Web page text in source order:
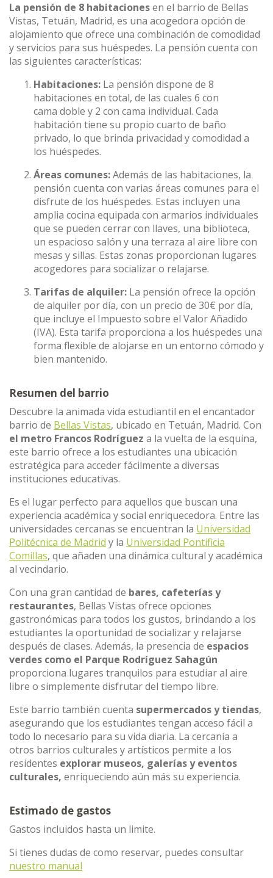
La pensión de 8 habitacionesen el barrio de Bellas
Vistas, Tetuán, Madrid, es una acogedora opción de
alojamiento que ofrece una combinación de comodidad
y servicios para sus huéspedes. La pensión cuenta con
las siguientes características:
Habitaciones: La pensión dispone de 8
habitaciones en total, de las cuales 6 con
cama doble y 2 con cama individual. Cada
habitación tiene su propio cuarto de baño
privado, lo que brinda privacidad y comodidad a
los huéspedes.
Áreas comunes:Además de las habitaciones, la
pensión cuenta con varias áreas comunes para el
disfrute de los huéspedes. Estas incluyen una
amplia cocina equipada con armarios individuales
que se pueden cerrar con llaves, una biblioteca,
un espacioso salón y una terraza al aire libre con
mesas y sillas. Estas zonas proporcionan lugares
acogedores para socializar o relajarse.
Tarifas de alquiler: La pensión ofrece la opción
de alquiler por día, con un precio de 30€ por día,
que incluye el Impuesto sobre el Valor Añadido
(IVA). Esta tarifa proporciona a los huéspedes una
forma flexible de alojarse en un entorno cómodo y
bien mantenido.
Resumen del barrio
Descubre la animada vida estudiantil en el encantador
barrio de Bellas Vistas, ubicado en Tetuán, Madrid. Con
el metro Francos Rodríguez a la vuelta de la esquina,
este barrio ofrece a los estudiantes una ubicación
estratégica para acceder fácilmente a diversas
instituciones educativas.
Es el lugar perfecto para aquellos que buscan una
experiencia académica y social enriquecedora. Entre las
universidades cercanas se encuentran la Universidad
Politécnica de Madrid y la Universidad Pontificia
Comillas, que añaden una dinámica cultural y académica
al vecindario.
Con una gran cantidad de bares, cafeterías y
restaurantes, Bellas Vistas ofrece opciones
gastronómicas para todos los gustos, brindando a los
estudiantes la oportunidad de socializar y relajarse
después de clases. Además, la presencia de espacios
verdes como el Parque Rodríguez Sahagún
proporciona lugares tranquilos para estudiar al aire
libre o simplemente disfrutar del tiempo libre.
Este barrio también cuenta supermercados y tiendas,
asegurando que los estudiantes tengan acceso fácil a
todo lo necesario para su vida diaria. La cercanía a
otros barrios culturales y artísticos permite a los
residentes explorar museos, galerías y eventos
culturales, enriqueciendo aún más su experiencia.
Estimado de gastos
Gastos incluidos hasta un limite.
Si tienes dudas de como reservar, puedes consultar
nuestro manual